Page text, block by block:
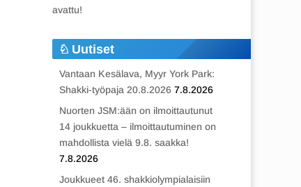
avattu!
Uutiset
Vantaan Kesälava, Myyr York Park:
Shakki-työpaja 20.8.2026 7.8.2026
Nuorten JSM:ään on ilmoittautunut
14 joukkuetta – ilmoittautuminen on
mahdollista vielä 9.8. saakka!
7.8.2026
Joukkueet 46. shakkiolympialaisiin